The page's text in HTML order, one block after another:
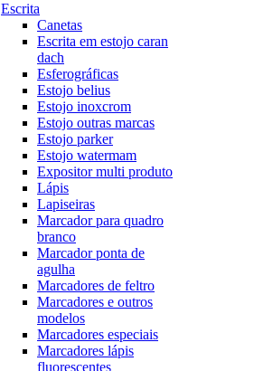
Escrita
Canetas
Escrita em estojo caran
dach
Esferográficas
Estojo belius
Estojo inoxcrom
Estojo outras marcas
Estojo parker
Estojo watermam
Expositor multi produto
Lápis
Lapiseiras
Marcador para quadro
branco
Marcador ponta de
agulha
Marcadores de feltro
Marcadores e outros
modelos
Marcadores especiais
Marcadores lápis
fluorescentes